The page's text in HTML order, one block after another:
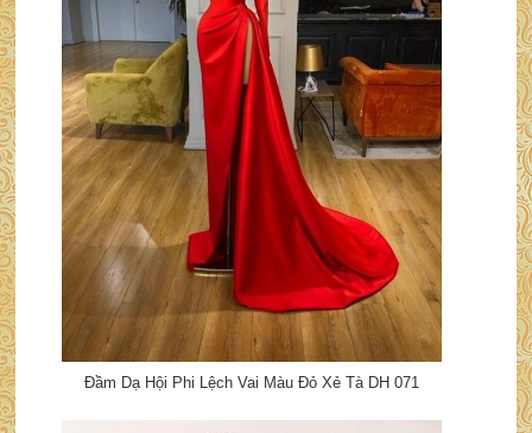
Đầm Dạ Hội Phi Lệch Vai Màu Đỏ Xẻ Tà DH 071